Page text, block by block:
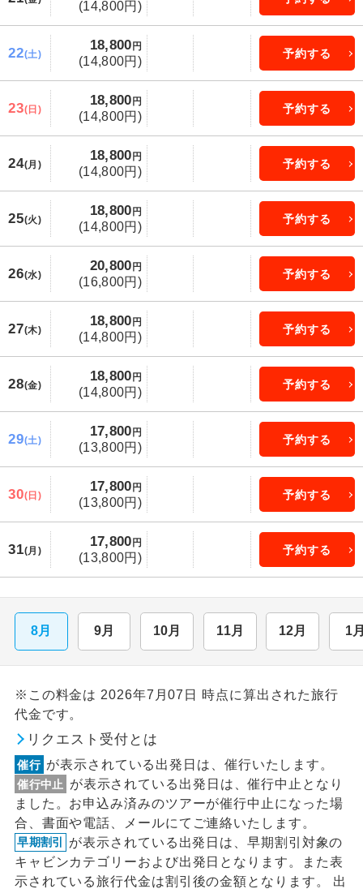
(14,800円)
22(土)
18,800 円
(14,800円)
予約する
23(日)
18,800 円
(14,800円)
予約する
24(月)
18,800 円
(14,800円)
予約する
25(火)
18,800 円
(14,800円)
予約する
26(水)
20,800 円
(16,800円)
予約する
27(木)
18,800 円
(14,800円)
予約する
28(金)
18,800 円
(14,800円)
予約する
29(土)
17,800 円
(13,800円)
予約する
30(日)
17,800 円
(13,800円)
予約する
31(月)
17,800 円
(13,800円)
予約する
8月 9月 10月 11月 12月 1
※この料金は 2026年7月07日 時点に算出された旅行
代金です。
リクエスト受付とは
催行 が表示されている出発日は、催行いたします。
催行中止
が表示されている出発日は、催行中止となり
ました。お申込み済みのツアーが催行中止になった場
合、書面や電話、メールにてご連絡いたします。
早期割引
が表示されている出発日は、早期割引対象の
キャビンカテゴリーおよび出発日となります。また表
示されている旅行代金は割引後の金額となります。 出